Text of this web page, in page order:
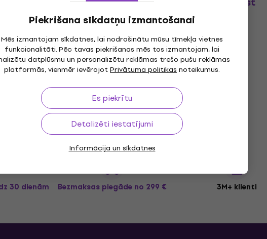
Piekrišana sīkdatņu izmantošanai
Mēs izmantojam sīkdatnes, lai nodrošinātu mūsu tīmekļa vietnes
funkcionalitāti. Pēc tavas piekrišanas mēs tos izmantojam, lai
datplūsmu un personalizētu reklāmas trešo pušu reklāmas
platformās, vienmēr ievērojotPrivātuma politikasnoteikumus.
Es piekrītu
Detalizēti iestatījumi
Informācija un sīkdatnes
bungu
komplekts
Elektroniskais bungu
komplekts
Elektroniskais bungu komplekts
5/5
2 328,39 €
ar kodu MUZMUZ-10
2 699 €
30 dienām Bezmaksas piegāde no 299 € 3M+ klienti